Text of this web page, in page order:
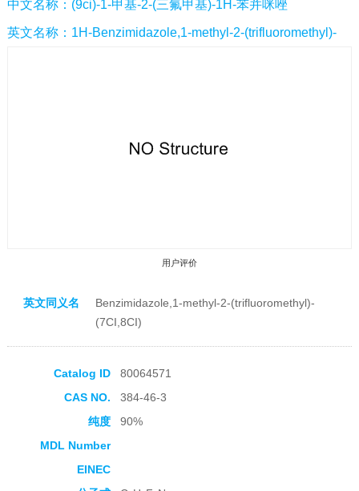
体 |抗精神病药物中间体 |抗炎药物中间体|精选原料
药中间体|其他原料药中间体|
中文名称：(9ci)-1-甲基-2-(三氟甲基)-1H-苯并咪唑
英文名称：1H-Benzimidazole,1-methyl-2-(trifluoromethyl)-
用户评价
收藏产品
英文同义名
Benzimidazole,1-methyl-2-(trifluoromethyl)-
(7CI,8CI)
Catalog ID
80064571
CAS NO.
384-46-3
纯度
90%
MDL Number
EINEC